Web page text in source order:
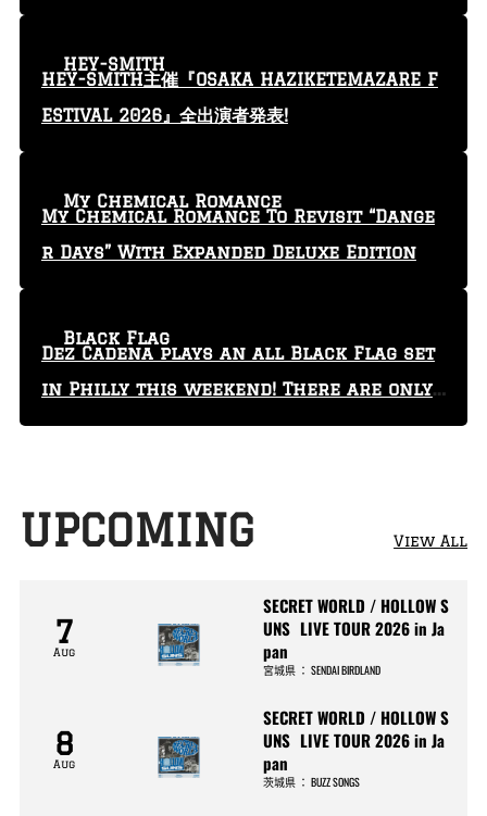
HEY-SMITH主催『OSAKA HAZIKETEMAZARE F
ESTIVAL 2026』全出演者発表!
HEY-SMITH
My Chemical Romance To Revisit “Dange
r Days” With Expanded Deluxe Edition
My Chemical Romance
Dez Cadena plays an all Black Flag set
in Philly this weekend! There are only
29 tickets left!
Black Flag
UPCOMING View All
7
Aug
SECRET WORLD / HOLLOW S
UNS LIVE TOUR 2026 in Ja
pan
宮城県 ：SENDAI BIRDLAND
8
Aug
SECRET WORLD / HOLLOW S
UNS LIVE TOUR 2026 in Ja
pan
茨城県 ：BUZZ SONGS